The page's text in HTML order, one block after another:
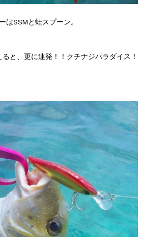
はSSMと蛙スプーン。
と、更に連発！！クチナジパラダイス！